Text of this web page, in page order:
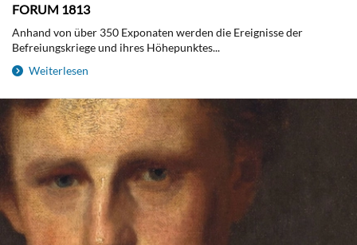
FORUM 1813
Anhand von über 350 Exponaten werden die Ereignisse der
Befreiungskriege und ihres Höhepunktes...
Weiterlesen